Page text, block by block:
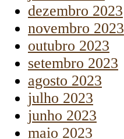
dezembro 2023
novembro 2023
outubro 2023
setembro 2023
agosto 2023
julho 2023
junho 2023
maio 2023